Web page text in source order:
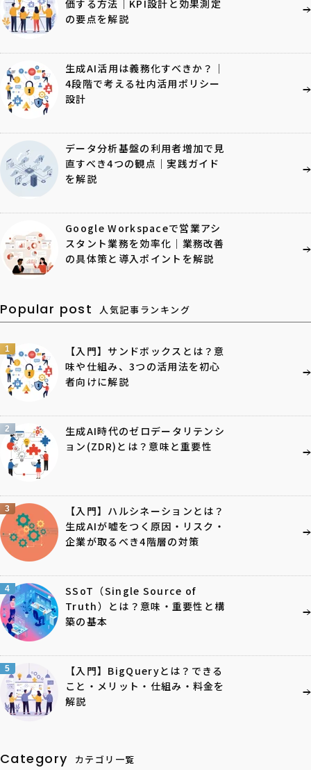
価する方法｜KPI設計と効果測定
の要点を解説
生成AI活用は義務化すべきか？｜
4段階で考える社内活用ポリシー
設計
データ分析基盤の利用者増加で見
直すべき4つの観点｜実践ガイド
を解説
Google Workspaceで営業アシ
スタント業務を効率化｜業務改善
の具体策と導入ポイントを解説
Popular post 人気記事ランキング
1
【入門】サンドボックスとは？意
味や仕組み、3つの活用法を初心
者向けに解説
2
生成AI時代のゼロデータリテンシ
ョン(ZDR)とは？意味と重要性
3
【入門】ハルシネーションとは？
生成AIが嘘をつく原因・リスク・
企業が取るべき4階層の対策
4
SSoT（Single Source of
Truth）とは？意味・重要性と構
築の基本
5
【入門】BigQueryとは？できる
こと・メリット・仕組み・料金を
解説
Category カテゴリ一覧